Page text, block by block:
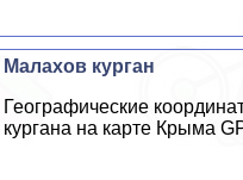
Малахов курган
Географические
кургана на карте Крыма